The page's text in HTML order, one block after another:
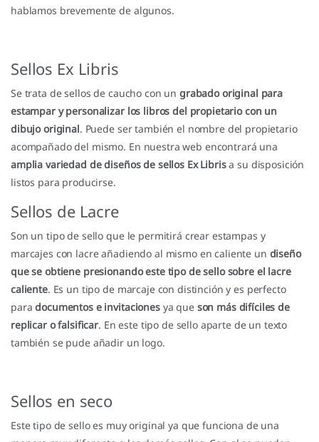
hablamos brevemente de algunos.
Sellos Ex Libris
Se trata de sellos de caucho con un grabado original para
estampar y personalizar los libros del propietario con un
dibujo original. Puede ser también el nombre del propietario
acompañado del mismo. En nuestra web encontrará una
amplia variedad de diseños de sellos Ex Librisa su disposición
listos para producirse.
Sellos de Lacre
Son un tipo de sello que le permitirá crear estampas y
marcajes con lacre añadiendo al mismo en caliente un diseño
que se obtiene presionando este tipo de sello sobre el lacre
caliente. Es un tipo de marcaje con distinción y es perfecto
paradocumentos e invitacionesya que son más difíciles de
replicar o falsificar. En este tipo de sello aparte de un texto
también se pude añadir un logo.
Sellos en seco
Este tipo de sello es muy original ya que funciona de una